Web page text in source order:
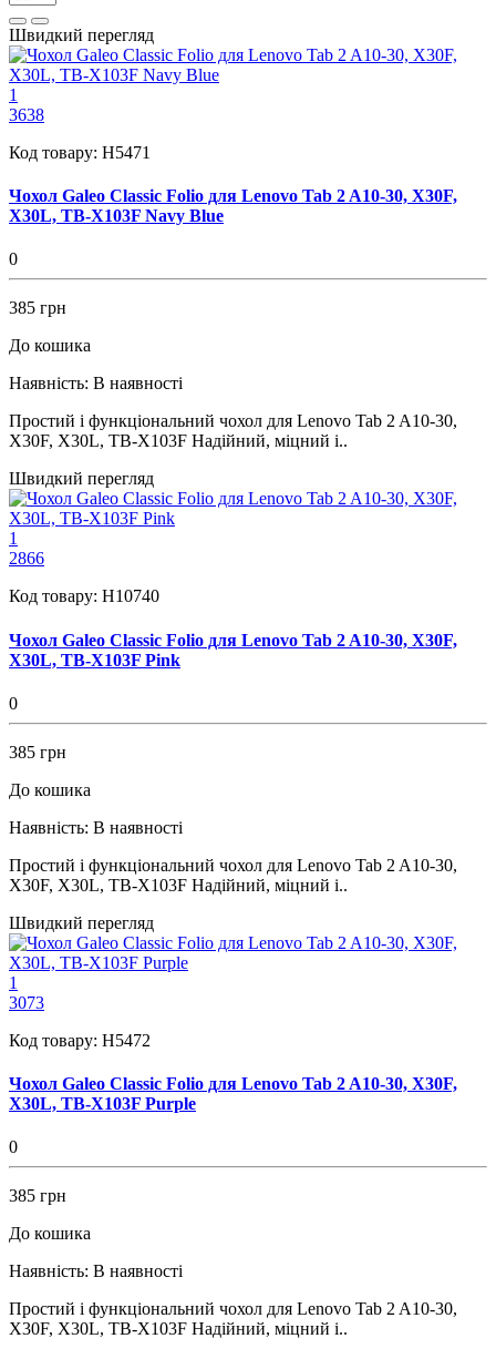
Швидкий перегляд
1
3638
Код товару: H5471
Чохол Galeo Classic Folio для Lenovo Tab 2 A10-30, X30F,
X30L, TB-X103F Navy Blue
0
385 грн
До кошика
Наявність: В наявності
Простий і функціональний чохол для Lenovo Tab 2 A10-30,
X30F, X30L, TB-X103F Надійний, міцний і..
Швидкий перегляд
1
2866
Код товару: H10740
Чохол Galeo Classic Folio для Lenovo Tab 2 A10-30, X30F,
X30L, TB-X103F Pink
0
385 грн
До кошика
Наявність: В наявності
Простий і функціональний чохол для Lenovo Tab 2 A10-30,
X30F, X30L, TB-X103F Надійний, міцний і..
Швидкий перегляд
1
3073
Код товару: H5472
Чохол Galeo Classic Folio для Lenovo Tab 2 A10-30, X30F,
X30L, TB-X103F Purple
0
385 грн
До кошика
Наявність: В наявності
Простий і функціональний чохол для Lenovo Tab 2 A10-30,
X30F, X30L, TB-X103F Надійний, міцний і..